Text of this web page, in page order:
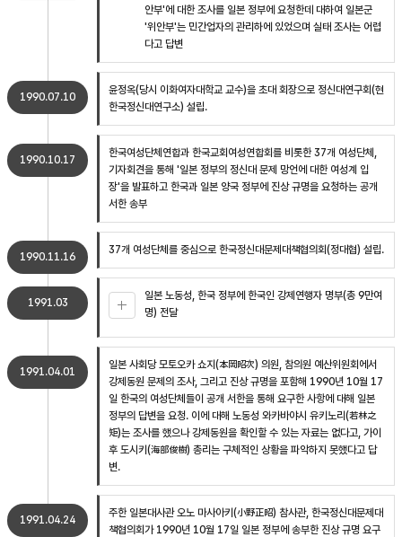
안부'에 대한 조사를 일본 정부에 요청한데 대하여 일본군
'위안부'는 민간업자의 관리하에 있었으며 실태 조사는 어렵
다고 답변
1990.07.10
윤정옥(당시 이화여자대학교 교수)을 초대 회장으로 정신대연구회(현
한국정신대연구소) 설립.
1990.10.17
한국여성단체연합과 한국교회여성연합회를 비롯한 37개 여성단체,
기자회견을 통해 '일본 정부의 정신대 문제 망언에 대한 여성계 입
장'을 발표하고 한국과 일본 양국 정부에 진상 규명을 요청하는 공개
서한 송부
1990.11.16
37개 여성단체를 중심으로 한국정신대문제대책협의회(정대협) 설립.
1991.03
일본 노동성, 한국 정부에 한국인 강제연행자 명부(총 9만여
명) 전달
1991.04.01
일본 사회당 모토오카 쇼지(本岡昭次) 의원, 참의원 예산위원회에서
강제동원 문제의 조사, 그리고 진상 규명을 포함해 1990년 10월 17
일 한국의 여성단체들이 공개 서한을 통해 요구한 사항에 대해 일본
정부의 답변을 요청. 이에 대해 노동성 와카바야시 유키노리(若林之
矩)는 조사를 했으나 강제동원을 확인할 수 있는 자료는 없다고, 가이
후 도시키(海部俊樹) 총리는 구체적인 상황을 파악하지 못했다고 답
변.
1991.04.24
주한 일본대사관 오노 마사아키(小野正昭) 참사관, 한국정신대문제대
책협의회가 1990년 10월 17일 일본 정부에 송부한 진상 규명 요구